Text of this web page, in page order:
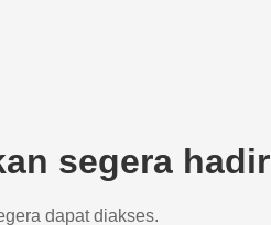
segera hadir
dapat diakses.